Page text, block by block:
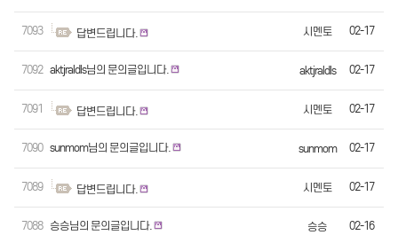
7093 답변드립니다. 시멘토 02-17
7092 aktjraldls님의 문의글입니다. aktjraldls 02-17
7091 답변드립니다. 시멘토 02-17
7090 sunmom님의 문의글입니다. sunmom 02-17
7089 답변드립니다. 시멘토 02-17
7088 승승님의 문의글입니다. 승승 02-16